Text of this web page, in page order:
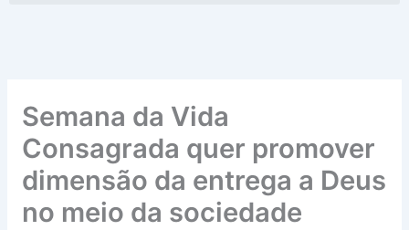
Semana da Vida
Consagrada quer promover
dimensão da entrega a Deus
no meio da sociedade